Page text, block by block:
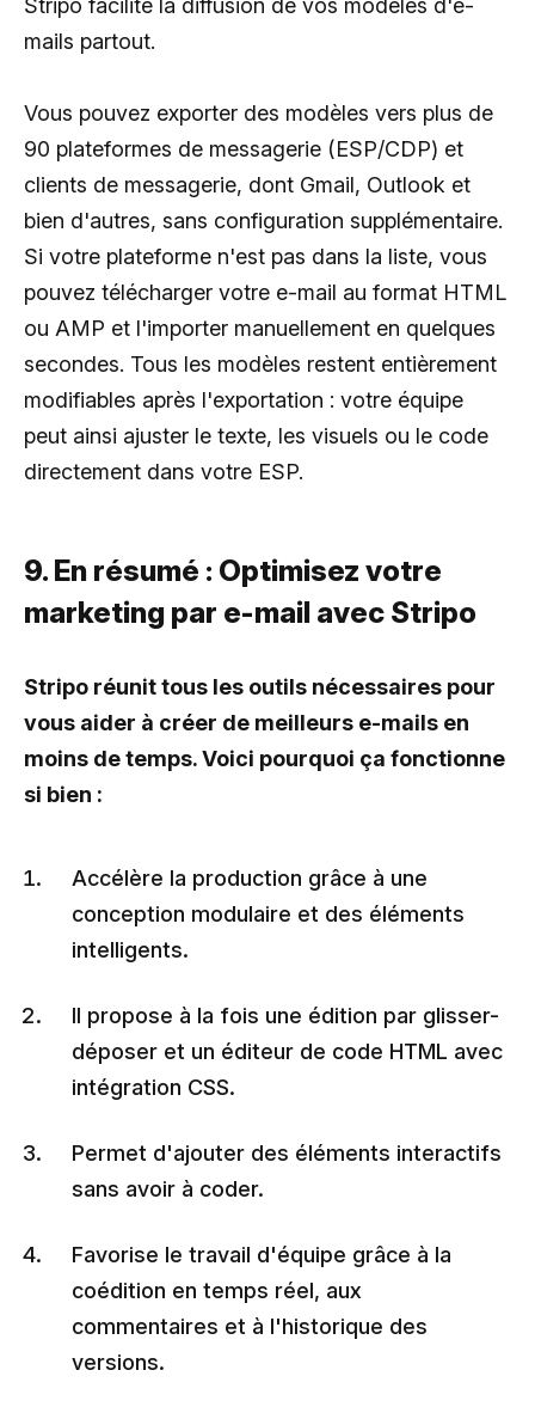
Stripo facilite la diffusion de vos modèles d'e-
mails partout.
Vous pouvez exporter des modèles vers plus de
90 plateformes de messagerie (ESP/CDP) et
clients de messagerie, dont Gmail, Outlook et
bien d'autres, sans configuration supplémentaire.
Si votre plateforme n'est pas dans la liste, vous
pouvez télécharger votre e-mail au format HTML
ou AMP et l'importer manuellement en quelques
secondes. Tous les modèles restent entièrement
modifiables après l'exportation : votre équipe
peut ainsi ajuster le texte, les visuels ou le code
directement dans votre ESP.
9. En résumé : Optimisez votre
marketing par e-mail avec Stripo
Stripo réunit tous les outils nécessaires pour
vous aider à créer de meilleurs e-mails en
moins de temps. Voici pourquoi ça fonctionne
si bien :
Accélère la production grâce à une
conception modulaire et des éléments
intelligents.
Il propose à la fois une édition par glisser-
déposer et un éditeur de code HTML avec
intégration CSS.
Permet d'ajouter des éléments interactifs
sans avoir à coder.
Favorise le travail d'équipe grâce à la
coédition en temps réel, aux
commentaires et à l'historique des
versions.